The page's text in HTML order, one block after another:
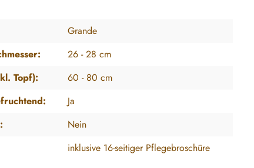
Grande
26 - 28 cm
Topf):
60 - 80 cm
Ja
Nein
inklusive 16-seitiger Pflegebroschüre